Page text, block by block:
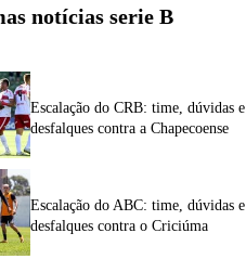
notícias serie B
Escalação do CRB: time, dúvidas e
desfalques contra a Chapecoense
Escalação do ABC: time, dúvidas e
desfalques contra o Criciúma